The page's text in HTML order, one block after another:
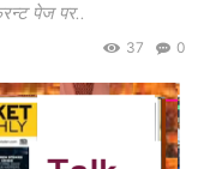
पेज पर..
0
37